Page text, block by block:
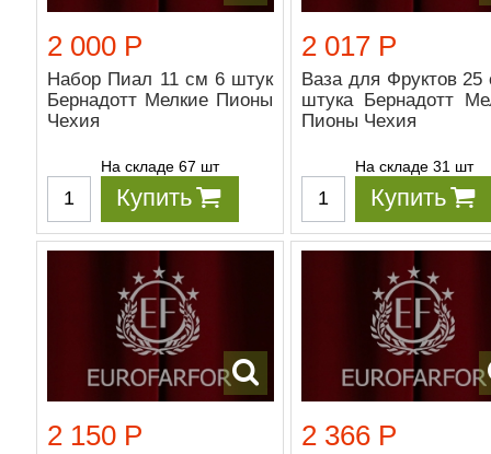
2 000 Р
Набор Пиал 11 см 6 штук
Бернадотт Мелкие Пионы
Чехия
На складе 67 шт
Купить
2 017 Р
Ваза для Фруктов 25
штука Бернадотт
Пионы Чехия
На складе 31 шт
Купить
2 150 Р 2 366 Р